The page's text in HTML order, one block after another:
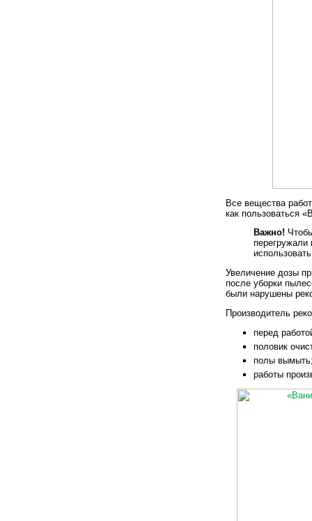
Все вещества
как пользоваться
Важно!
Увеличение дозы
после уборки
были нарушены
Производитель
перед
половик
полы
работы